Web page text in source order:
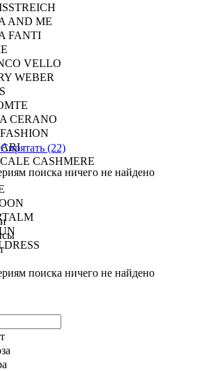
AND ME
FANTI
VELLO
WEBER
CERANO
CASHMERE
DRESS
Спрятать (22)
поиска ничего не найдено
поиска ничего не найдено